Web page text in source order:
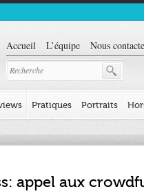
Accueil L’équipe Nous
Pratiques Portraits
appel aux